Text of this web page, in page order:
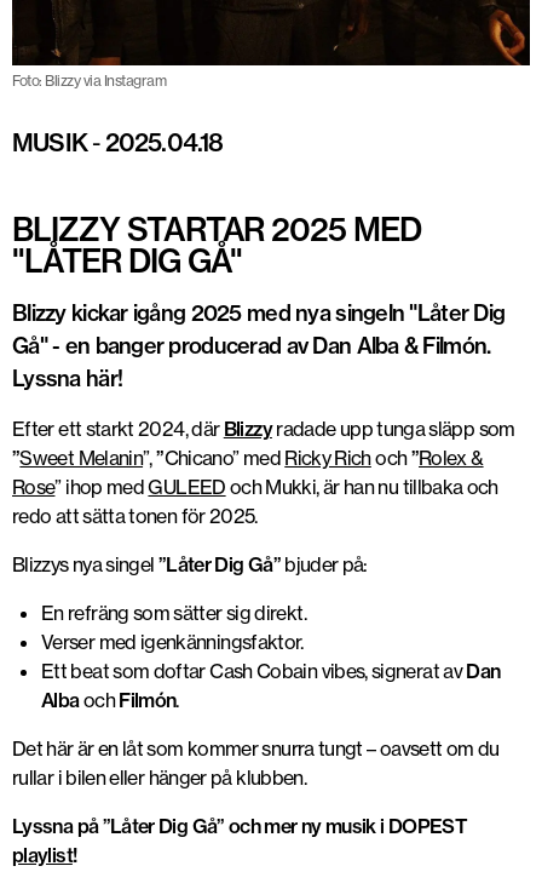
Foto: Blizzy via Instagram
MUSIK-2025.04.18
BLIZZY STARTAR 2025 MED
"LÅTER DIG GÅ"
Blizzy kickar igång 2025 med nya singeln "Låter Dig
Gå" - en banger producerad av Dan Alba & Filmón.
Lyssna här!
Efter ett starkt 2024, där Blizzyradade upp tunga släpp som
”Sweet Melanin”,”Chicano”med Ricky Richoch”Rolex &
Rose”ihop medGULEED och Mukki, är han nu tillbaka och
redo att sätta tonen för 2025.
Blizzys nya singel ”Låter Dig Gå”bjuder på:
En refräng som sätter sig direkt.
Verser med igenkänningsfaktor.
Ett beat som doftarCash Cobain vibes, signerat avDan
AlbaochFilmón.
Det här är en låt som kommer snurra tungt – oavsett om du
rullar i bilen eller hänger på klubben.
Lyssna på ”Låter Dig Gå” och mer ny musik i DOPEST
playlist!